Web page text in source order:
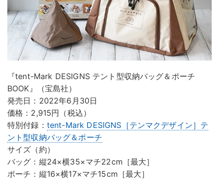
『tent-Mark DESIGNS テント型収納バッグ＆ポーチ
BOOK』（宝島社）
発売日：2022年6月30日
価格：2,915円（税込）
特別付録： tent-Mark DESIGNS［テンマクデザイン］テ
ント型収納バッグ＆ポーチ
サイズ（約）
バッグ：縦24×横35×マチ22cm［最大］
ポーチ：縦16×横17×マチ15cm［最大］